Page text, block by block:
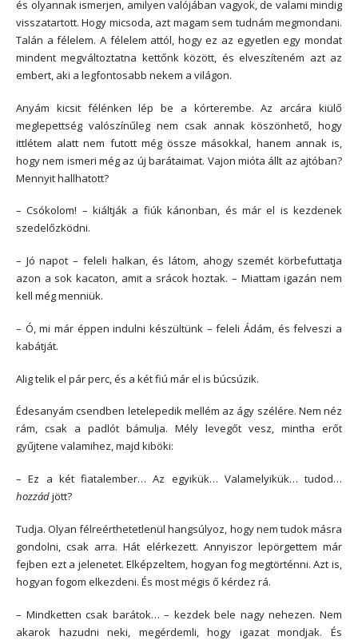
és olyannak ismerjen, amilyen valójában vagyok, de valami mindig
visszatartott. Hogy micsoda, azt magam sem tudnám megmondani.
Talán a félelem. A félelem attól, hogy ez az egyetlen egy mondat
mindent megváltoztatna kettőnk között, és elveszíteném azt az
embert, aki a legfontosabb nekem a világon.
Anyám kicsit félénken lép be a kórterembe. Az arcára kiülő
meglepettség valószínűleg nem csak annak köszönhető, hogy
ittlétem alatt nem futott még össze másokkal, hanem annak is,
hogy nem ismeri még az új barátaimat. Vajon mióta állt az ajtóban?
Mennyit hallhatott?
– Csókolom! – kiáltják a fiúk kánonban, és már el is kezdenek
szedelőzködni.
– Jó napot – feleli halkan, és látom, ahogy szemét körbefuttatja
azon a sok kacaton, amit a srácok hoztak. – Miattam igazán nem
kell még menniük.
– Ó, mi már éppen indulni készültünk – feleli Ádám, és felveszi a
kabátját.
Alig telik el pár perc, és a két fiú már el is búcsúzik.
Édesanyám csendben letelepedik mellém az ágy szélére. Nem néz
rám, csak a padlót bámulja. Mély levegőt vesz, mintha erőt
gyűjtene valamihez, majd kiböki:
– Ez a két fiatalember… Az egyikük… Valamelyikük… tudod…
hozzádjött?
Tudja. Olyan félreérthetetlenül hangsúlyoz, hogy nem tudok másra
gondolni, csak arra. Hát elérkezett. Annyiszor lepörgettem már
fejben ezt a jelenetet. Elképzeltem, hogyan fog megtörténni. Azt is,
hogyan fogom elkezdeni. És most mégis ő kérdez rá.
– Mindketten csak barátok… – kezdek bele nagy nehezen. Nem
akarok hazudni neki, megérdemli, hogy igazat mondjak. És